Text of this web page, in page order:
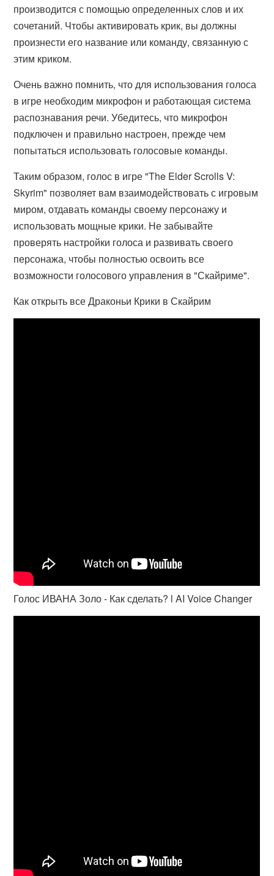
производится с помощью определенных слов и их
сочетаний. Чтобы активировать крик, вы должны
произнести его название или команду, связанную с
этим криком.
Очень важно помнить, что для использования голоса
в игре необходим микрофон и работающая система
распознавания речи. Убедитесь, что микрофон
подключен и правильно настроен, прежде чем
попытаться использовать голосовые команды.
Таким образом, голос в игре "The Elder Scrolls V:
Skyrim" позволяет вам взаимодействовать с игровым
миром, отдавать команды своему персонажу и
использовать мощные крики. Не забывайте
проверять настройки голоса и развивать своего
персонажа, чтобы полностью освоить все
возможности голосового управления в "Скайриме".
Как открыть все Драконьи Крики в Скайрим
Голос ИВАНА Золо - Как сделать? l AI Voice Changer